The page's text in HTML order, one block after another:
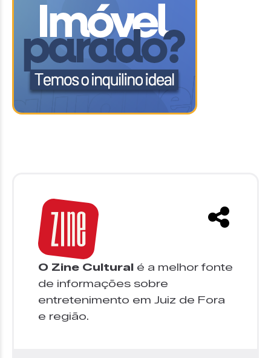
O Zine Cultural é a melhor fonte
de informações sobre
entretenimento em Juiz de Fora
e região.